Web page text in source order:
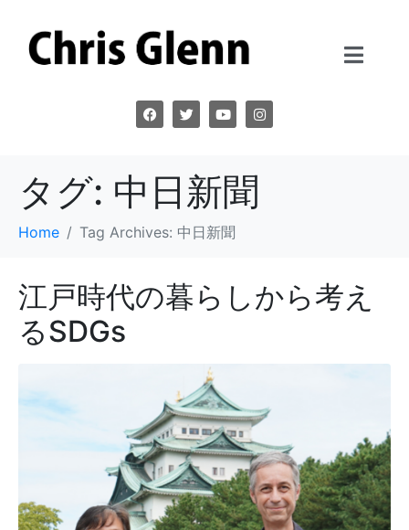
タグ: 中日新聞
Home Tag Archives: 中日新聞
江戸時代の暮らしから考え
るSDGs